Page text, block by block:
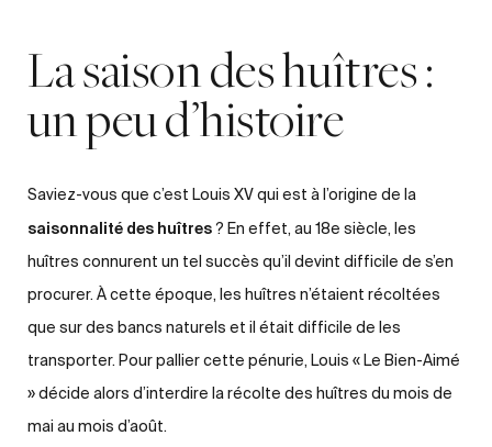
La saison des huîtres :
un peu d’histoire
Saviez-vous que c’est Louis XV qui est à l’origine de la
saisonnalité des huîtres ? En effet, au 18e siècle, les
huîtres connurent un tel succès qu’il devint difficile de s’en
procurer. À cette époque, les huîtres n’étaient récoltées
que sur des bancs naturels et il était difficile de les
transporter. Pour pallier cette pénurie, Louis « Le Bien-Aimé
» décide alors d’interdire la récolte des huîtres du mois de
mai au mois d’août.